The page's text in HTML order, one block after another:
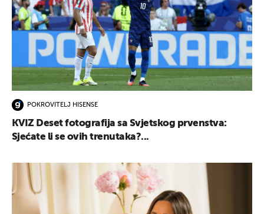
POKROVITELJ HISENSE
KVIZ Deset fotografija sa Svjetskog prvenstva:
Sjećate li se ovih trenutaka?...